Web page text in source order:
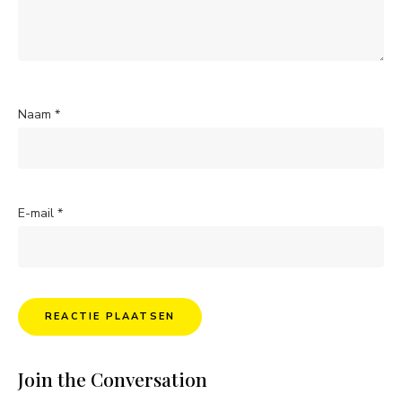
Naam *
E-mail *
Join the Conversation